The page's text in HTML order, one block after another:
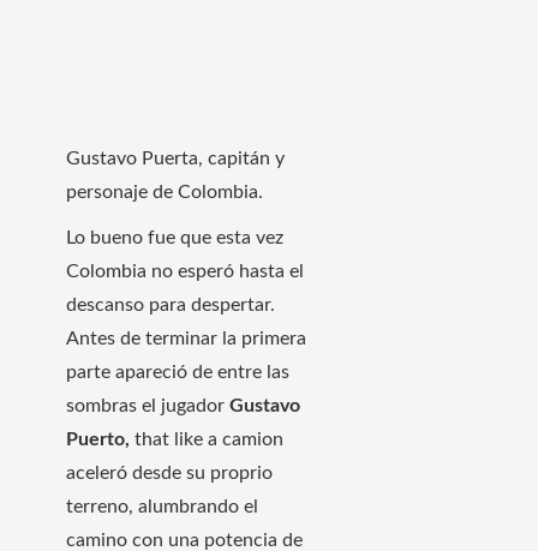
Gustavo Puerta, capitán y
personaje de Colombia.
Lo bueno fue que esta vez
Colombia no esperó hasta el
descanso para despertar.
Antes de terminar la primera
parte apareció de entre las
sombras el jugador Gustavo
Puerto, that like a camion
aceleró desde su proprio
terreno, alumbrando el
camino con una potencia de